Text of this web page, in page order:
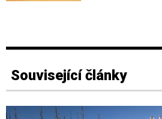
Související články